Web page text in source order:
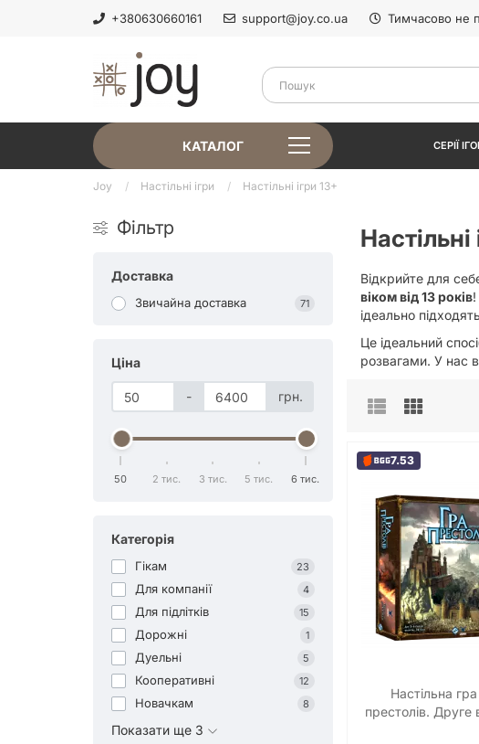
+380630660161 support@joy.co.ua Тимчасово не
КАТАЛОГ СЕРІЇ
Joy Настільні ігри Настільні ігри 13+
Фільтр
Доставка
Звичайна доставка 71
Ціна
- грн.
50 2 тис. 3 тис. 5 тис. 6 тис.
Категорія
Гікам 23
Для компанії 4
Для підлітків 15
Дорожні 1
Дуельні 5
Кооперативні 12
Новачкам 8
Показати ще 3
Відкрийте для
віком від 13 років!
ідеально
Це ідеальний
розвагами. У нас
7.53
Настільна
престолів. Друге